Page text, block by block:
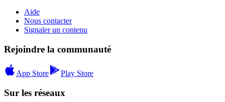
Aide
Nous contacter
Signaler un contenu
Rejoindre la communauté
App Store Play Store
Sur les réseaux